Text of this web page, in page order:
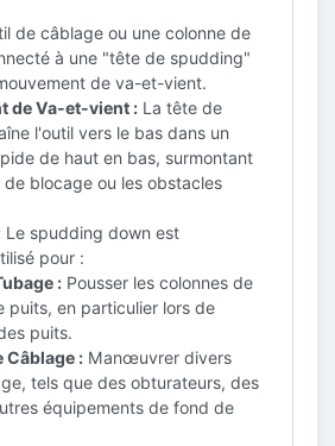
de câblage ou une colonne de
à une "tête de spudding"
de va-et-vient.
de Va-et-vient : La tête de
l'outil vers le bas dans un
de haut en bas, surmontant
blocage ou les obstacles
Le spudding down est
pour :
: Pousser les colonnes de
puits, en particulier lors de
puits.
Câblage : Manœuvrer divers
tels que des obturateurs, des
équipements de fond de